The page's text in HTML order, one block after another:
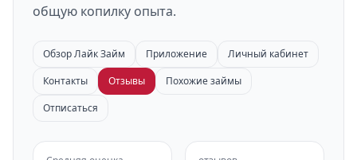
общую копилку опыта.
Обзор Лайк Займ Приложение
Личный кабинет
Контакты
Отзывы
Похожие займы
Отписаться